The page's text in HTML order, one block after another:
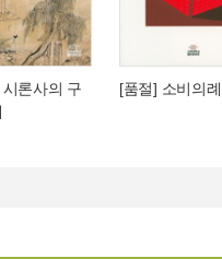
론사의 구
[품절] 소비의례